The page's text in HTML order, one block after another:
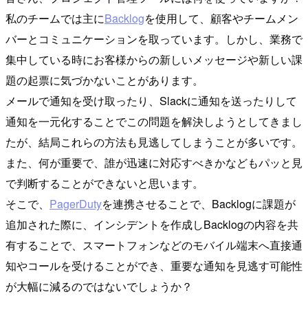
私のチームでは主にBacklogを使用して、顧客やチームメン
バーとコミュニケーションを取っています。しかし、業務で
集中している時にお客様からの新しいメッセージや新しい課
題の起票に気づかないことがあります。
メールで通知を受け取ったり、Slackに通知を送ったりして
通知を一元化することでこの問題を解決しようとしてきまし
たが、結局これらの方法も見逃してしまうことが多いです。
また、何が重要で、誰が迅速に対応すべきかなどもパッと見
で判断することができないと思います。
そこで、 PagerDutyを連携させることで、Backlogに課題が
追加された際に、インシデントを作成しBacklogの内容を共
有することで、スマートフォンなどのモバイル端末へ直接通
知やコールを受けることができ、重要な通知を見逃す可能性
が大幅に減るのではないでしょうか？